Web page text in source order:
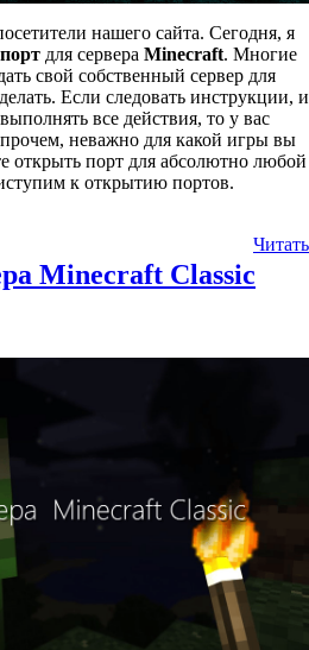
нашего сайта. Сегодня, я
для сервера Minecraft. Многие
свой собственный сервер для
Если следовать инструкции, и
все действия, то у вас
неважно для какой игры вы
открыть порт для абсолютно любой
к открытию портов.
Читать
Minecraft Classic